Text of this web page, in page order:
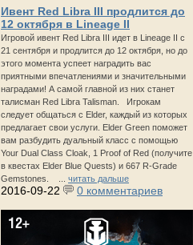
Ивент Red Libra III продлится до
12 октября в Lineage II
Игровой ивент Red Libra III идет в Lineage II с
21 сентября и продлится до 12 октября, но до
этого момента успеет наградить вас
приятными впечатлениями и значительными
наградами! А самой главной из них станет
талисман Red Libra Talisman. Игрокам
следует общаться с Elder, каждый из которых
предлагает свои услуги. Elder Green поможет
вам разбудить дуальный класс с помощью
Your Dual Class Cloak, 1 Proof of Red (получите
в квестах Elder Blue Quests) и 667 R-Grade
Gemstones. ... читать дальше
2016-09-22 0 комментариев